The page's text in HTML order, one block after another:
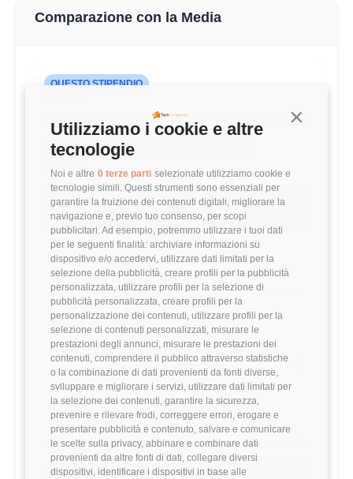
Continua
Utilizziamo i cookie e altre
tecnologie
Noi e altre 0 terze parti selezionate utilizziamo cookie e
tecnologie simili. Questi strumenti sono essenziali per
garantire la fruizione dei contenuti digitali, migliorare la
navigazione e, previo tuo consenso, per scopi
pubblicitari. Ad esempio, potremmo utilizzare i tuoi dati
per le seguenti finalità: archiviare informazioni su
dispositivo e/o accedervi, utilizzare dati limitati per la
selezione della pubblicità, creare profili per la pubblicità
personalizzata, utilizzare profili per la selezione di
pubblicità personalizzata, creare profili per la
personalizzazione dei contenuti, utilizzare profili per la
selezione di contenuti personalizzati, misurare le
prestazioni degli annunci, misurare le prestazioni dei
contenuti, comprendere il pubblico attraverso statistiche
o la combinazione di dati provenienti da fonti diverse,
sviluppare e migliorare i servizi, utilizzare dati limitati per
la selezione dei contenuti, garantire la sicurezza,
prevenire e rilevare frodi, correggere errori, erogare e
presentare pubblicità e contenuto, salvare e comunicare
le scelte sulla privacy, abbinare e combinare dati
provenienti da altre fonti di dati, collegare diversi
dispositivi, identificare i dispositivi in base alle
Comparazione con la Media
QUESTO STIPENDIO
MEDIA HR BUSINESS PARTNER (1-3 ANNI)
Questo stipendio è al51° percentile
+3.89% rispetto alla media
Statistiche
Campione
221 stipendi
Esperienza
1-3 anni